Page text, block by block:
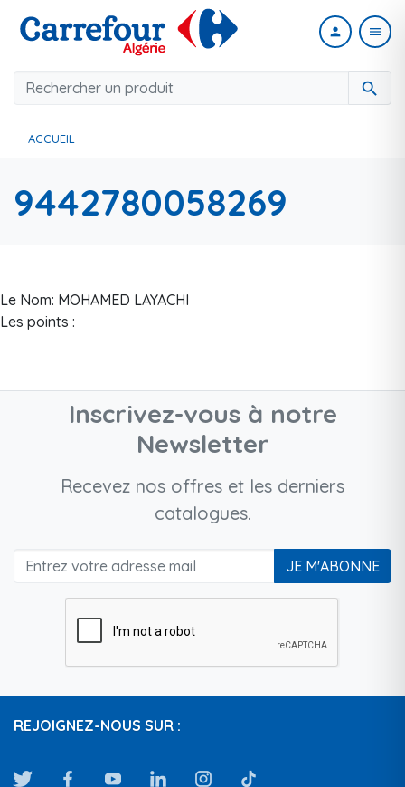
search
person menu
ACCUEIL
9442780058269
Le Nom: MOHAMED LAYACHI
Les points :
Inscrivez-vous à notre
Newsletter
Recevez nos offres et les derniers
catalogues.
JE M'ABONNE
REJOIGNEZ-NOUS SUR :